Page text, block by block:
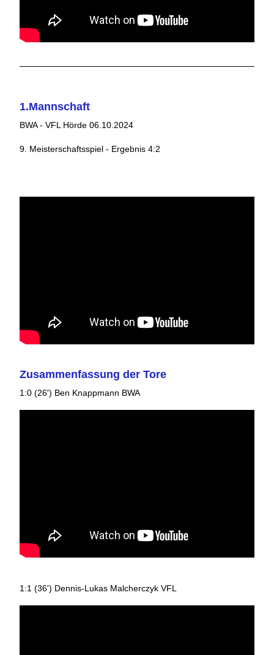
1.Mannschaft
BWA - VFL Hörde 06.10.2024
9. Meisterschaftsspiel - Ergebnis 4:2
Zusammenfassung der Tore
1:0 (26') Ben Knappmann BWA
1:1 (36') Dennis-Lukas Malcherczyk VFL